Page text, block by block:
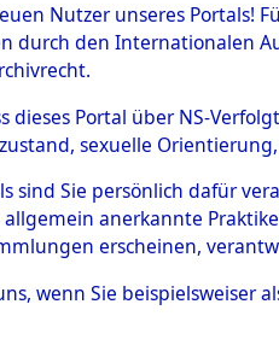
HOME
Toter
Nutzer unseres Portals!
durch den Internationalen
dieses Portal über NS-
sexuelle
sind Sie persönlich dafür
anerkannte
erscheinen,
wenn Sie beispielsweiser